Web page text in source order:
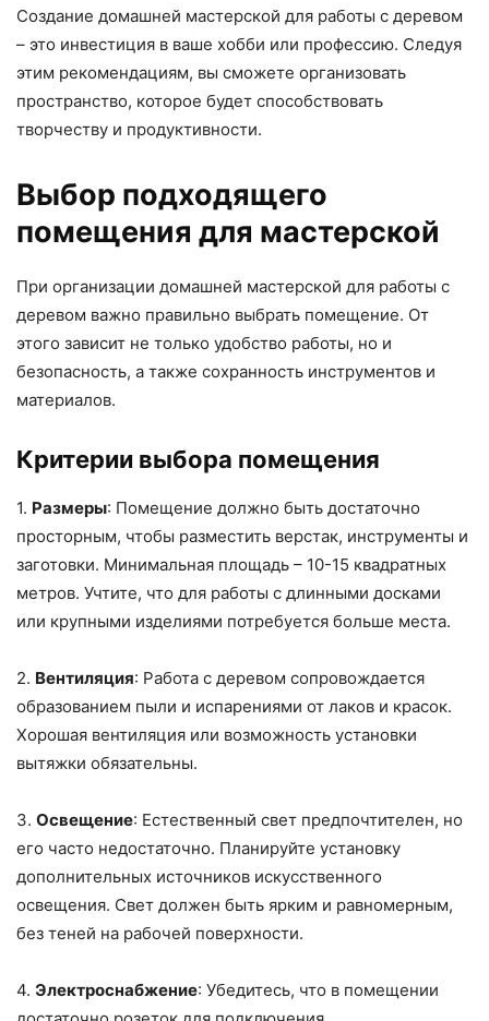
Создание домашней мастерской для работы с деревом
– это инвестиция в ваше хобби или профессию. Следуя
этим рекомендациям, вы сможете организовать
пространство, которое будет способствовать
творчеству и продуктивности.
Выбор подходящего
помещения для мастерской
При организации домашней мастерской для работы с
деревом важно правильно выбрать помещение. От
этого зависит не только удобство работы, но и
безопасность, а также сохранность инструментов и
материалов.
Критерии выбора помещения
1. Размеры: Помещение должно быть достаточно
просторным, чтобы разместить верстак, инструменты и
заготовки. Минимальная площадь – 10-15 квадратных
метров. Учтите, что для работы с длинными досками
или крупными изделиями потребуется больше места.
2. Вентиляция: Работа с деревом сопровождается
образованием пыли и испарениями от лаков и красок.
Хорошая вентиляция или возможность установки
вытяжки обязательны.
3. Освещение: Естественный свет предпочтителен, но
его часто недостаточно. Планируйте установку
дополнительных источников искусственного
освещения. Свет должен быть ярким и равномерным,
без теней на рабочей поверхности.
4. Электроснабжение: Убедитесь, что в помещении